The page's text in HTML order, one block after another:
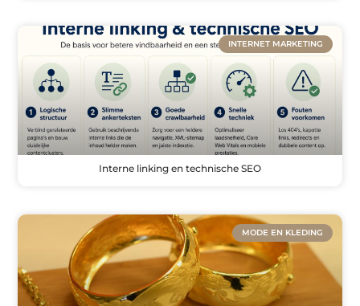
INTERNET MARKETING
Interne linking en technische SEO
MODE EN KLEDING